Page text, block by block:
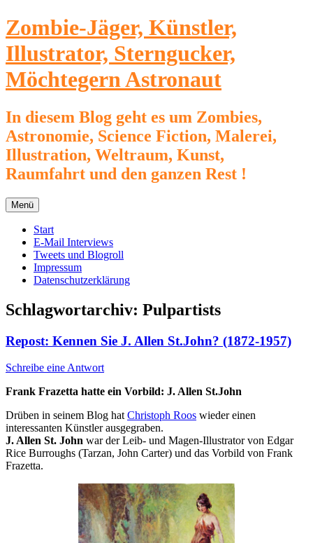
Zum
Inhalt
springen
Zombie-Jäger, Künstler,
Illustrator, Sterngucker,
Möchtegern Astronaut
In diesem Blog geht es um Zombies,
Astronomie, Science Fiction, Malerei,
Illustration, Weltraum, Kunst,
Raumfahrt und den ganzen Rest !
Menü
Start
E-Mail Interviews
Tweets und Blogroll
Impressum
Datenschutzerklärung
Schlagwortarchiv: Pulpartists
Repost: Kennen Sie J. Allen St.John? (1872-1957)
Schreibe eine Antwort
Frank Frazetta hatte ein Vorbild: J. Allen St.John
Drüben in seinem Blog hat Christoph Roos wieder einen
interessanten Künstler ausgegraben.
J. Allen St. John war der Leib- und Magen-Illustrator von Edgar
Rice Burroughs (Tarzan, John Carter) und das Vorbild von Frank
Frazetta.